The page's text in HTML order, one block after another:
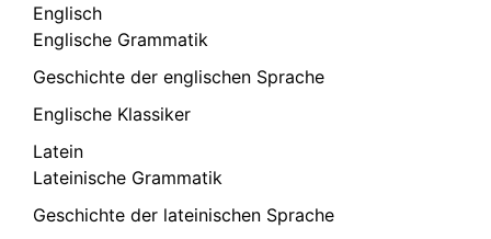
Englisch
Englische Grammatik
Geschichte der englischen Sprache
Englische Klassiker
Latein
Lateinische Grammatik
Geschichte der lateinischen Sprache